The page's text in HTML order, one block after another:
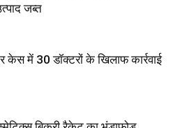
जब्त
केस में 30 डॉक्टरों के खिलाफ कार्रवाई